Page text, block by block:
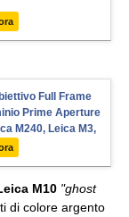
Full Frame
Prime Aperture
M240, Leica M3,
Leica M9, Leica
M10 "ghost
di colore argento